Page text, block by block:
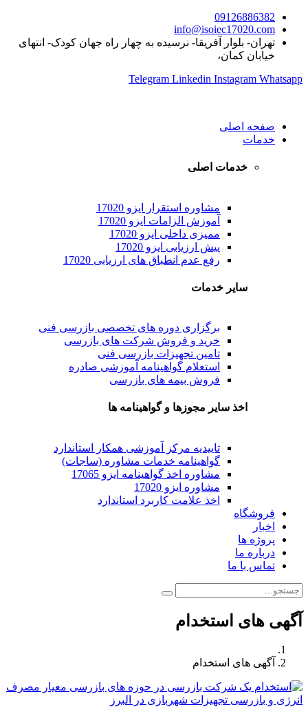
09126886382
info@isoiec17020.com
تهران- بلوار آفریقا- نرسیده به چهار راه جهان کودک- انتهای
خیابان کمان،
Telegram Linkedin Instagram Whatsapp
صفحه اصلی
خدمات
خدمات اصلی
مشاوره استقرار ایزو 17020
آموزش الزامات ایزو 17020
ممیزی داخلی ایزو 17020
پیش ارزیابی ایزو 17020
رفع عدم انطباق های ارزیابی 17020
سایر خدمات
برگزاری دوره های تخصصی بازرسی فنی
خرید و فروش شرکت های بازرسی
تامین تجهیزات بازرسی فنی
استعلام گواهینامه آموزشی صادره
فروش بیمه های بازرسی
اخذ سایر مجوزها و گواهینامه ها
تاییدیه مرکز آموزشی همکار استاندارد
گواهینامه خدمات مشاوره (ساجات)
مشاوره اخذ گواهینامه ایزو 17065
مشاوره ایزو 17020
اخذ علامت کاربرد استاندارد
فروشگاه
اخبار
پروژه ها
درباره ما
تماس با ما
آگهی های استخدام
آگهی های استخدام